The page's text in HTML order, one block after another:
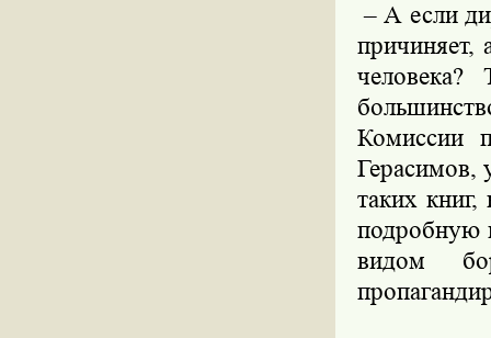
– А если
причиняет,
Комиссии
Герасимов,
таких
подробную
видом